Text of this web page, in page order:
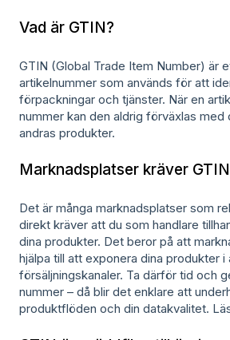
Vad är GTIN?
GTIN (Global Trade Item Number) är
artikelnummer som används för att
förpackningar och tjänster. När en
nummer kan den aldrig förväxlas med
andras produkter.
Marknadsplatser kräver GTIN
Det är många marknadsplatser som
direkt kräver att du som handlare
dina produkter. Det beror på att
hjälpa till att exponera dina produkter i
försäljningskanaler. Ta därför tid och
nummer – då blir det enklare att
produktflöden och din datakvalitet.